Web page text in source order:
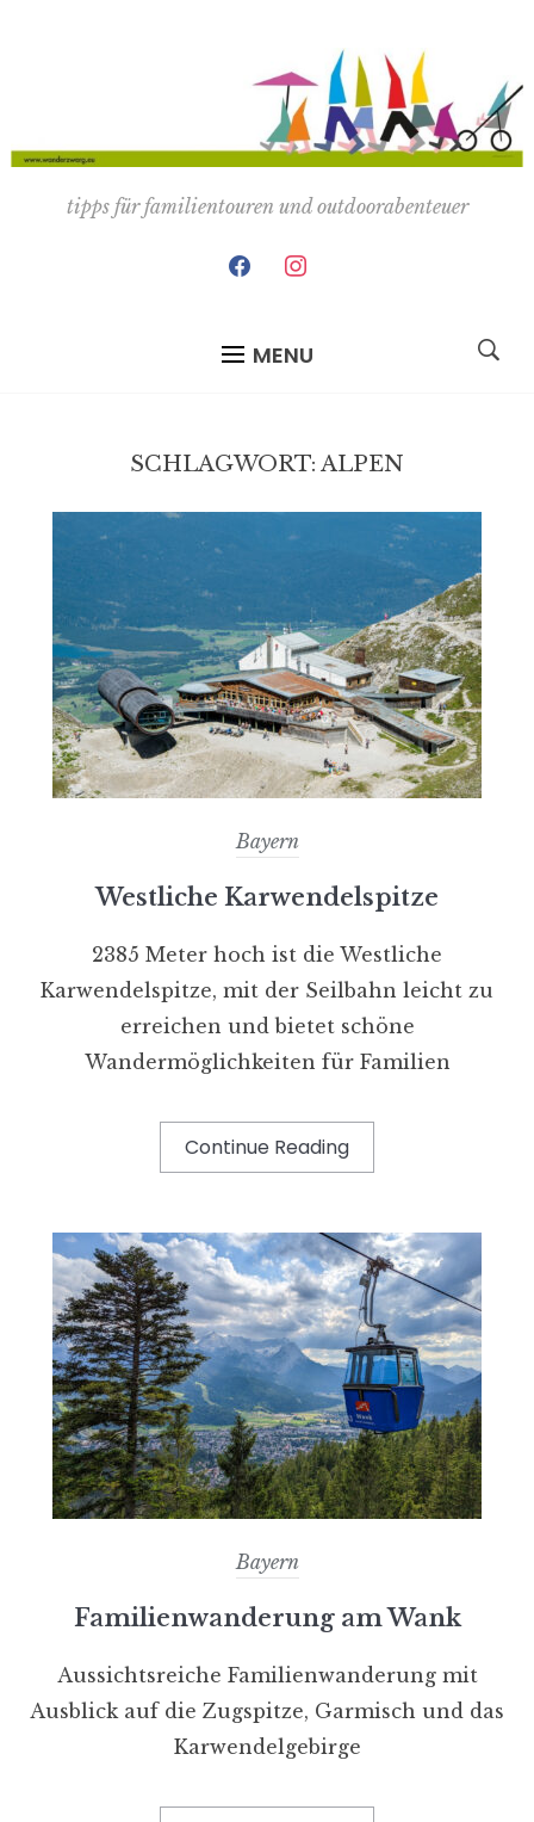
tipps für familientouren und outdoorabenteuer
facebookinstagram
MENU
SCHLAGWORT: ALPEN
Bayern
Westliche Karwendelspitze
2385 Meter hoch ist die Westliche
Karwendelspitze, mit der Seilbahn leicht zu
erreichen und bietet schöne
Wandermöglichkeiten für Familien
Continue Reading
Bayern
Familienwanderung am Wank
Aussichtsreiche Familienwanderung mit
Ausblick auf die Zugspitze, Garmisch und das
Karwendelgebirge